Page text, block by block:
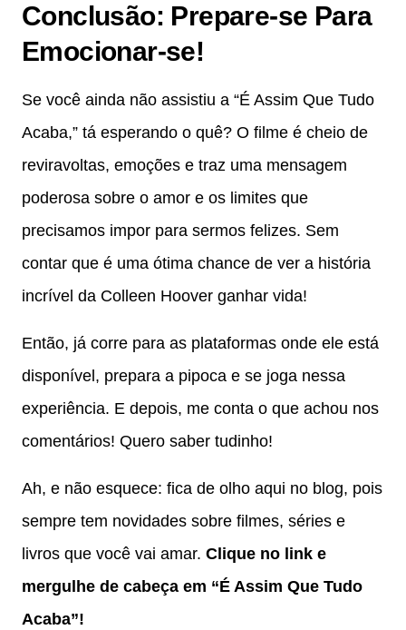
Conclusão: Prepare-se Para
Emocionar-se!
Se você ainda não assistiu a “É Assim Que Tudo
Acaba,” tá esperando o quê? O filme é cheio de
reviravoltas, emoções e traz uma mensagem
poderosa sobre o amor e os limites que
precisamos impor para sermos felizes. Sem
contar que é uma ótima chance de ver a história
incrível da Colleen Hoover ganhar vida!
Então, já corre para as plataformas onde ele está
disponível, prepara a pipoca e se joga nessa
experiência. E depois, me conta o que achou nos
comentários! Quero saber tudinho!
Ah, e não esquece: fica de olho aqui no blog, pois
sempre tem novidades sobre filmes, séries e
livros que você vai amar. Clique no link e
mergulhe de cabeça em “É Assim Que Tudo
Acaba”!